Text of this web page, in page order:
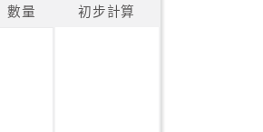
數量 初步計算